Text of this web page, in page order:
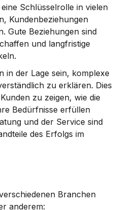
eine Schlüsselrolle in vielen
Kundenbeziehungen
Gute Beziehungen sind
und langfristige
in der Lage sein, komplexe
zu erklären. Dies
zu zeigen, wie die
Bedürfnisse erfüllen
und der Service sind
des Erfolgs im
Branchen
anderem: